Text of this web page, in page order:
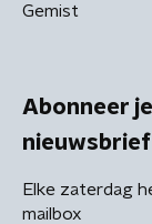
Gemist
Abonneer
nieuwsbrief
Elke zaterdag
mailbox